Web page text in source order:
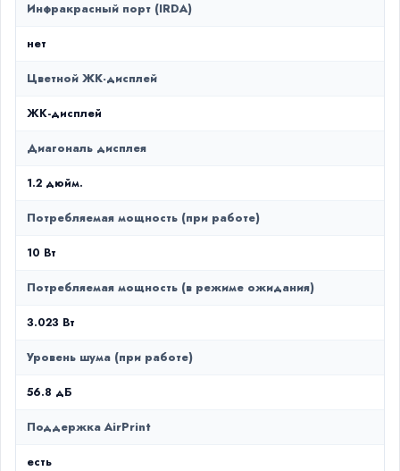
Инфракрасный порт (IRDA)
нет
Цветной ЖК-дисплей
ЖК-дисплей
Диагональ дисплея
1.2 дюйм.
Потребляемая мощность (при работе)
10 Вт
Потребляемая мощность (в режиме ожидания)
3.023 Вт
Уровень шума (при работе)
56.8 дБ
Поддержка AirPrint
есть